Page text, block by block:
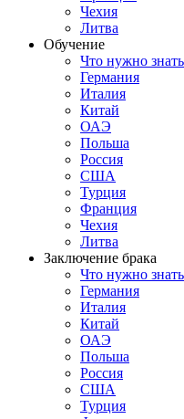
Чехия
Литва
Обучение
Что нужно
Германия
Италия
Китай
ОАЭ
Польша
Россия
США
Турция
Франция
Чехия
Литва
Заключение брака
Что нужно
Германия
Италия
Китай
ОАЭ
Польша
Россия
США
Турция